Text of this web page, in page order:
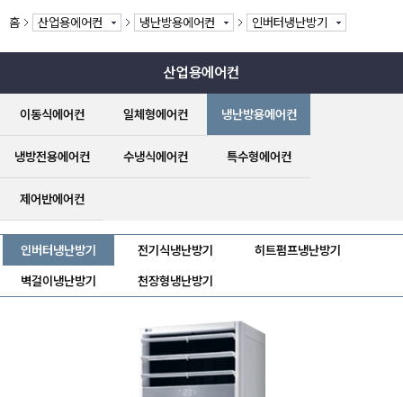
홈 산업용에어컨 냉난방용에어컨 인버터냉난방기
산업용에어컨
이동식에어컨 일체형에어컨 냉난방용에어컨
냉방전용에어컨 수냉식에어컨 특수형에어컨
제어반에어컨
인버터냉난방기 전기식냉난방기 히트펌프냉난방기
벽걸이냉난방기 천장형냉난방기